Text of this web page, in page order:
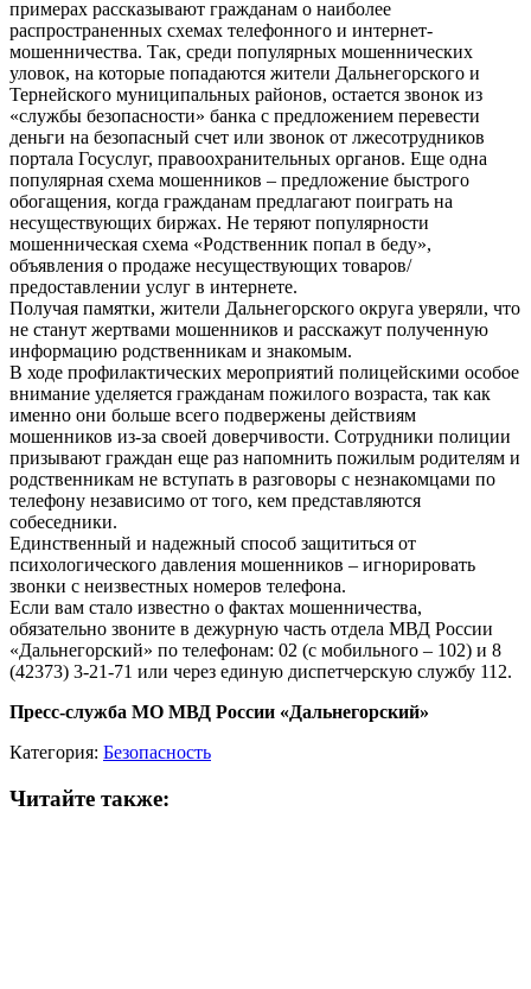
примерах рассказывают гражданам о наиболее
распространенных схемах телефонного и интернет-
мошенничества. Так, среди популярных мошеннических
уловок, на которые попадаются жители Дальнегорского и
Тернейского муниципальных районов, остается звонок из
«службы безопасности» банка с предложением перевести
деньги на безопасный счет или звонок от лжесотрудников
портала Госуслуг, правоохранительных органов. Еще одна
популярная схема мошенников – предложение быстрого
обогащения, когда гражданам предлагают поиграть на
несуществующих биржах. Не теряют популярности
мошенническая схема «Родственник попал в беду»,
объявления о продаже несуществующих товаров/
предоставлении услуг в интернете.
Получая памятки, жители Дальнегорского округа уверяли, что
не станут жертвами мошенников и расскажут полученную
информацию родственникам и знакомым.
В ходе профилактических мероприятий полицейскими особое
внимание уделяется гражданам пожилого возраста, так как
именно они больше всего подвержены действиям
мошенников из-за своей доверчивости. Сотрудники полиции
призывают граждан еще раз напомнить пожилым родителям и
родственникам не вступать в разговоры с незнакомцами по
телефону независимо от того, кем представляются
собеседники.
Единственный и надежный способ защититься от
психологического давления мошенников – игнорировать
звонки с неизвестных номеров телефона.
Если вам стало известно о фактах мошенничества,
обязательно звоните в дежурную часть отдела МВД России
«Дальнегорский» по телефонам: 02 (с мобильного – 102) и 8
(42373) 3-21-71 или через единую диспетчерскую службу 112.
Пресс-служба МО МВД России «Дальнегорский»
Категория: Безопасность
Читайте также: